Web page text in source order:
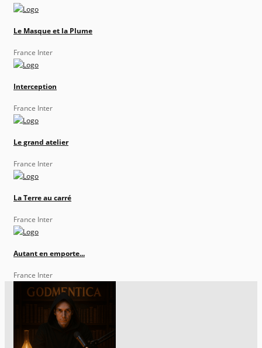
Le Masque et la Plume
France Inter
Interception
France Inter
Le grand atelier
France Inter
La Terre au carré
France Inter
Autant en emporte...
France Inter